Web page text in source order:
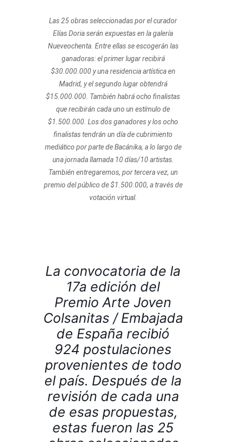
Las 25 obras seleccionadas por el curador
Elías Doria serán expuestas en la galería
Nueveochenta. Entre ellas se escogerán las
ganadoras: el primer lugar recibirá
$30.000.000 y una residencia artística en
Madrid, y el segundo lugar obtendrá
$15.000.000. También habrá ocho finalistas
que recibirán cada uno un estímulo de
$1.500.000. Los dos ganadores y los ocho
finalistas tendrán un día de cubrimiento
mediático por parte de Bacánika, a lo largo de
una jornada llamada 10 días/10 artistas.
También entregaremos, por tercera vez, un
premio del público de $1.500.000, a través de
votación virtual.
La convocatoria de la
17a edición del
Premio Arte Joven
Colsanitas / Embajada
de España recibió
924 postulaciones
provenientes de todo
el país. Después de la
revisión de cada una
de esas propuestas,
estas fueron las 25